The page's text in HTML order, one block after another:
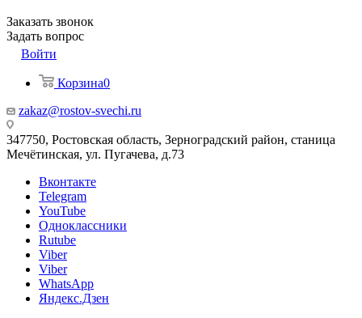
Заказать звонок
Задать вопрос
Войти
Корзина0
zakaz@rostov-svechi.ru
347750, Ростовская область, Зерноградский район, станица
Мечётинская, ул. Пугачева, д.73
Вконтакте
Telegram
YouTube
Одноклассники
Rutube
Viber
Viber
WhatsApp
Яндекс.Дзен